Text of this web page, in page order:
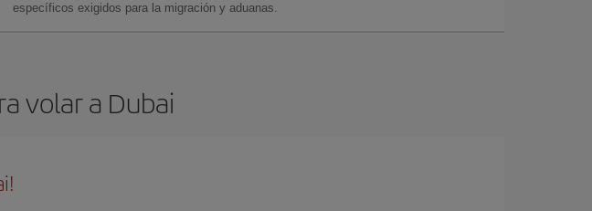
específicos exigidos para la migración y aduanas.
volar a Dubai